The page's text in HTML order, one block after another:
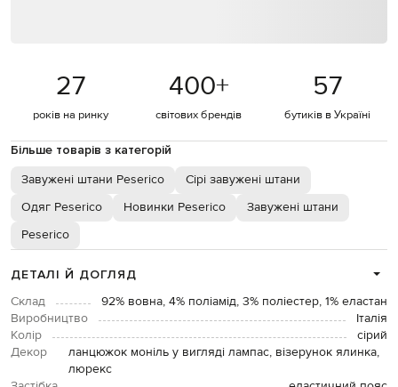
27
років на ринку
400+
світових брендів
57
бутиків в Україні
Більше товарів з категорій
Завужені штани Peserico
Сірі завужені штани
Одяг Peserico
Новинки Peserico
Завужені штани
Peserico
ДЕТАЛІ Й ДОГЛЯД
Склад
92% вовна, 4% поліамід, 3% поліестер, 1% еластан
Виробництво
Італія
Колір
сірий
Декор
ланцюжок моніль у вигляді лампас, візерунок ялинка,
люрекс